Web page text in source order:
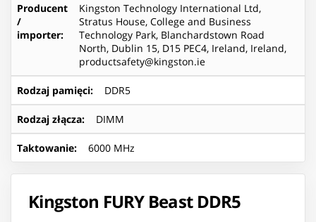
Producent
/
importer:
Kingston Technology International Ltd,
Stratus House, College and Business
Technology Park, Blanchardstown Road
North, Dublin 15, D15 PEC4, Ireland, Ireland,
productsafety@kingston.ie
Rodzaj pamięci: DDR5
Rodzaj złącza: DIMM
Taktowanie: 6000 MHz
Kingston FURY Beast DDR5